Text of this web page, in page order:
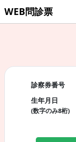
WEB問診票
診察券番号
生年月日
(数字のみ8桁)